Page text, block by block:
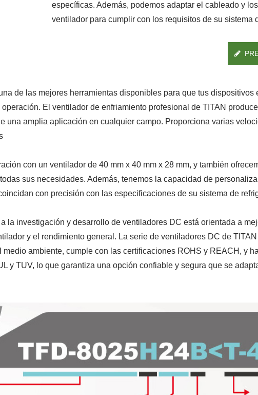
específicas. Además, podemos adaptar el cableado y
ventilador para cumplir con los requisitos de su sistema
de las mejores herramientas disponibles para que tus dispositivos
El ventilador de enfriamiento profesional de TITAN
una amplia aplicación en cualquier campo. Proporciona varias
con un ventilador de 40 mm x 40 mm x 28 mm, y también
sus necesidades. Además, tenemos la capacidad de
con precisión con las especificaciones de su sistema de
la investigación y desarrollo de ventiladores DC está orientada a
y el rendimiento general. La serie de ventiladores DC de
ambiente, cumple con las certificaciones ROHS y REACH, y
y TUV, lo que garantiza una opción confiable y segura que se
Ventilador A Prueba De
Agua IP55